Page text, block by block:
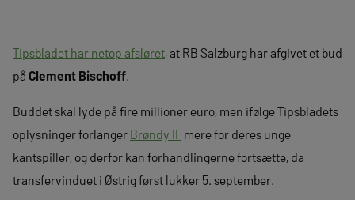
Tipsbladet har netop afsløret, at RB Salzburg har afgivet et bud
på Clement Bischoff.
Buddet skal lyde på fire millioner euro, men ifølge Tipsbladets
oplysninger forlanger Brøndy IFmere for deres unge
kantspiller, og derfor kan forhandlingerne fortsætte, da
transfervinduet i Østrig først lukker 5. september.